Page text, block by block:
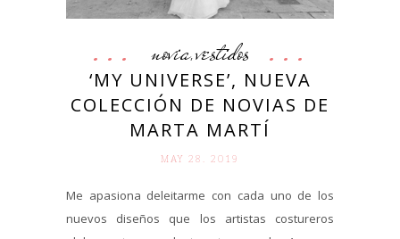
novia,vestidos
‘MY UNIVERSE’, NUEVA
COLECCIÓN DE NOVIAS DE
MARTA MARTÍ
MAY 28. 2019
Me apasiona deleitarme con cada uno de los
nuevos diseños que los artistas costureros